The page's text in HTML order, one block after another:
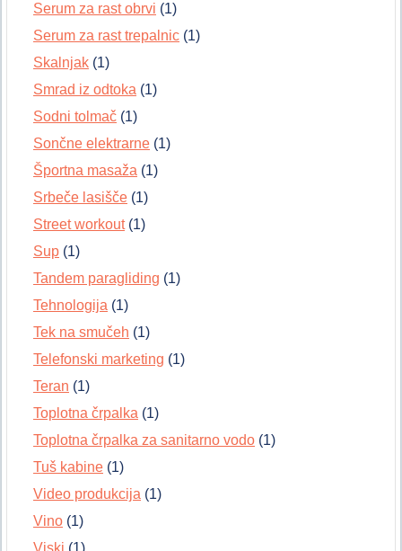
Serum za rast obrvi (1)
Serum za rast trepalnic (1)
Skalnjak (1)
Smrad iz odtoka (1)
Sodni tolmač (1)
Sončne elektrarne (1)
Športna masaža (1)
Srbeče lasišče (1)
Street workout(1)
Sup (1)
Tandem paragliding (1)
Tehnologija (1)
Tek na smučeh (1)
Telefonski marketing (1)
Teran (1)
Toplotna črpalka (1)
Toplotna črpalka za sanitarno vodo (1)
Tuš kabine (1)
Video produkcija (1)
Vino (1)